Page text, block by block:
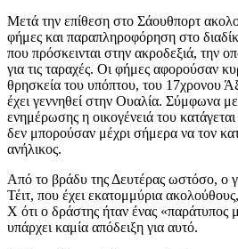
Μετά την επίθεση στο Σάουθπορτ
φήμες και παραπληροφόρηση στο
που πρόσκεινται στην ακροδεξιά, την
για τις ταραχές. Οι φήμες αφορούσαν
θρησκεία του υπόπτου, του 17χρονου
έχει γεννηθεί στην Ουαλία. Σύμφωνα
ενημέρωσης η οικογένειά του
δεν μπορούσαν μέχρι σήμερα να τον
ανήλικος.
Από το βράδυ της Δευτέρας ωστόσο, ο
Τέιτ, που έχει εκατομμύρια
Χ ότι ο δράστης ήταν ένας «παράτυπος
υπάρχει καμία απόδειξη για αυτό.